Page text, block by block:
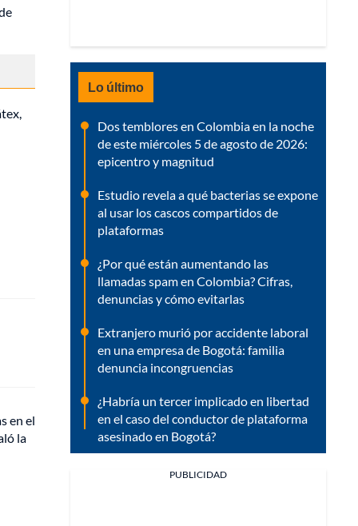
en el
la
Lo último
Dos temblores en Colombia en la noche
de este miércoles 5 de agosto de 2026:
epicentro y magnitud
Estudio revela a qué bacterias se expone
al usar los cascos compartidos de
plataformas
¿Por qué están aumentando las
llamadas spam en Colombia? Cifras,
denuncias y cómo evitarlas
Extranjero murió por accidente laboral
en una empresa de Bogotá: familia
denuncia incongruencias
¿Habría un tercer implicado en libertad
en el caso del conductor de plataforma
asesinado en Bogotá?
PUBLICIDAD